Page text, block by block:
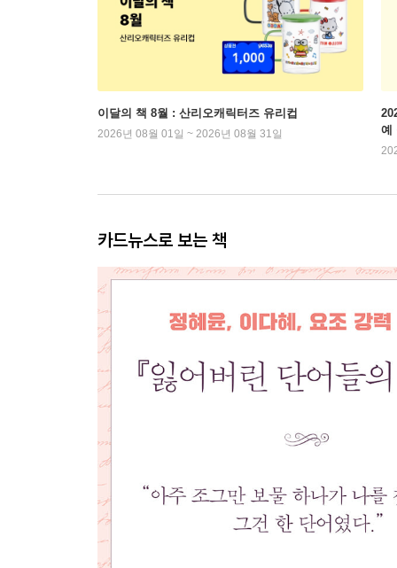
이달의 책 8월 : 산리오캐릭터즈 유리컵
2026년 08월 01일 ~ 2026년 08월 31일
예
카드뉴스로 보는 책